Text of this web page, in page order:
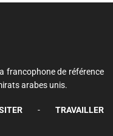
francophone de référence
arabes unis.
- TRAVAILLER